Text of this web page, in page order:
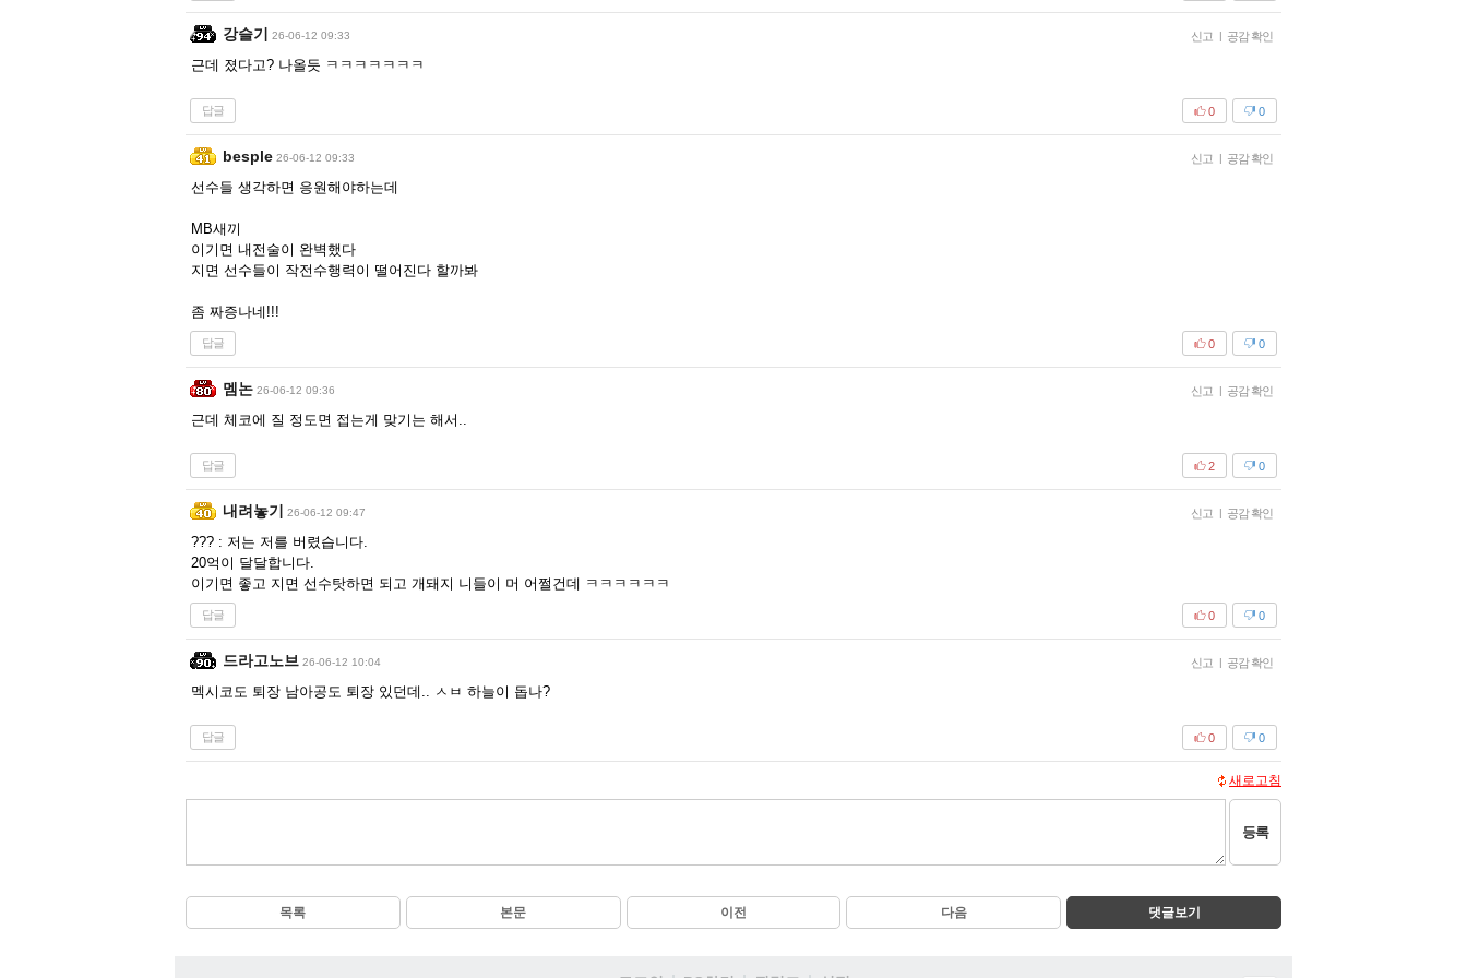
강슬기 26-06-12 09:33 신고 | 공감 확인
근데 졌다고? 나올듯 ㅋㅋㅋㅋㅋㅋㅋ
답글 0
0
besple 26-06-12 09:33 신고 | 공감 확인
선수들 생각하면 응원해야하는데
MB새끼
이기면 내전술이 완벽했다
지면 선수들이 작전수행력이 떨어진다 할까봐
좀 짜증나네!!!
답글 0
0
멤논 26-06-12 09:36 신고 | 공감 확인
근데 체코에 질 정도면 접는게 맞기는 해서..
답글 0
2
내려놓기 26-06-12 09:47 신고 | 공감 확인
??? : 저는 저를 버렸습니다.
20억이 달달합니다.
이기면 좋고 지면 선수탓하면 되고 개돼지 니들이 머 어쩔건데 ㅋㅋㅋㅋㅋㅋ
답글 0
0
드라고노브 26-06-12 10:04 신고 | 공감 확인
멕시코도 퇴장 남아공도 퇴장 있던데.. ㅅㅂ 하늘이 돕나?
답글 0
0
새로고침
등록
목록 본문 이전 다음 댓글보기